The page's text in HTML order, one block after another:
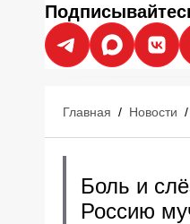
Главная / Новости /
Боль и
Россию